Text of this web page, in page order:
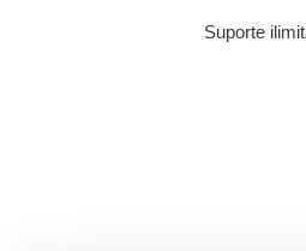
Suporte